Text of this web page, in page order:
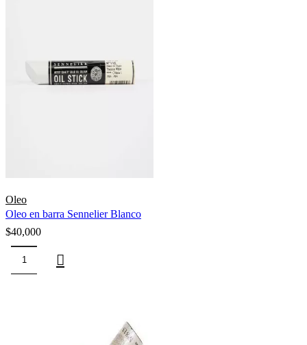
Oleo
Oleo en barra Sennelier Blanco
$40,000